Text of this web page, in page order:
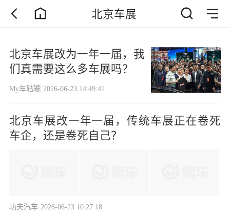
北京车展
北京车展改为一年一届，我
们真需要这么多车展吗？
My车轱辘 2026-06-23 14:49:41
北京车展改一年一届，传统车展正在卷死
车企，还是卷死自己？
功夫汽车 2026-06-23 10:27:18